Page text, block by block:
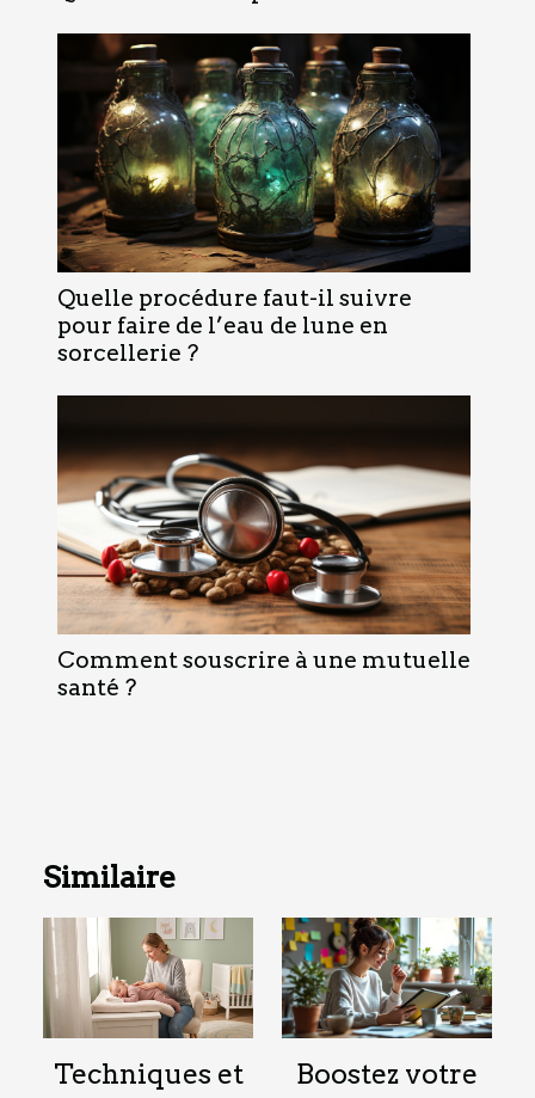
Quelle procédure faut-il suivre
pour faire de l’eau de lune en
sorcellerie ?
Comment souscrire à une mutuelle
santé ?
Similaire
Techniques et
Boostez votre